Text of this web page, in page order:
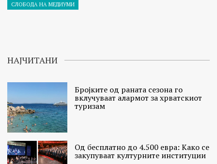
СЛОБОДА НА МЕДИУМИ
НАЈЧИТАНИ
Бројките од раната сезона го
вклучуваат алармот за хрватскиот
туризам
Од бесплатно до 4.500 евра: Како се
закупуваат културните институции